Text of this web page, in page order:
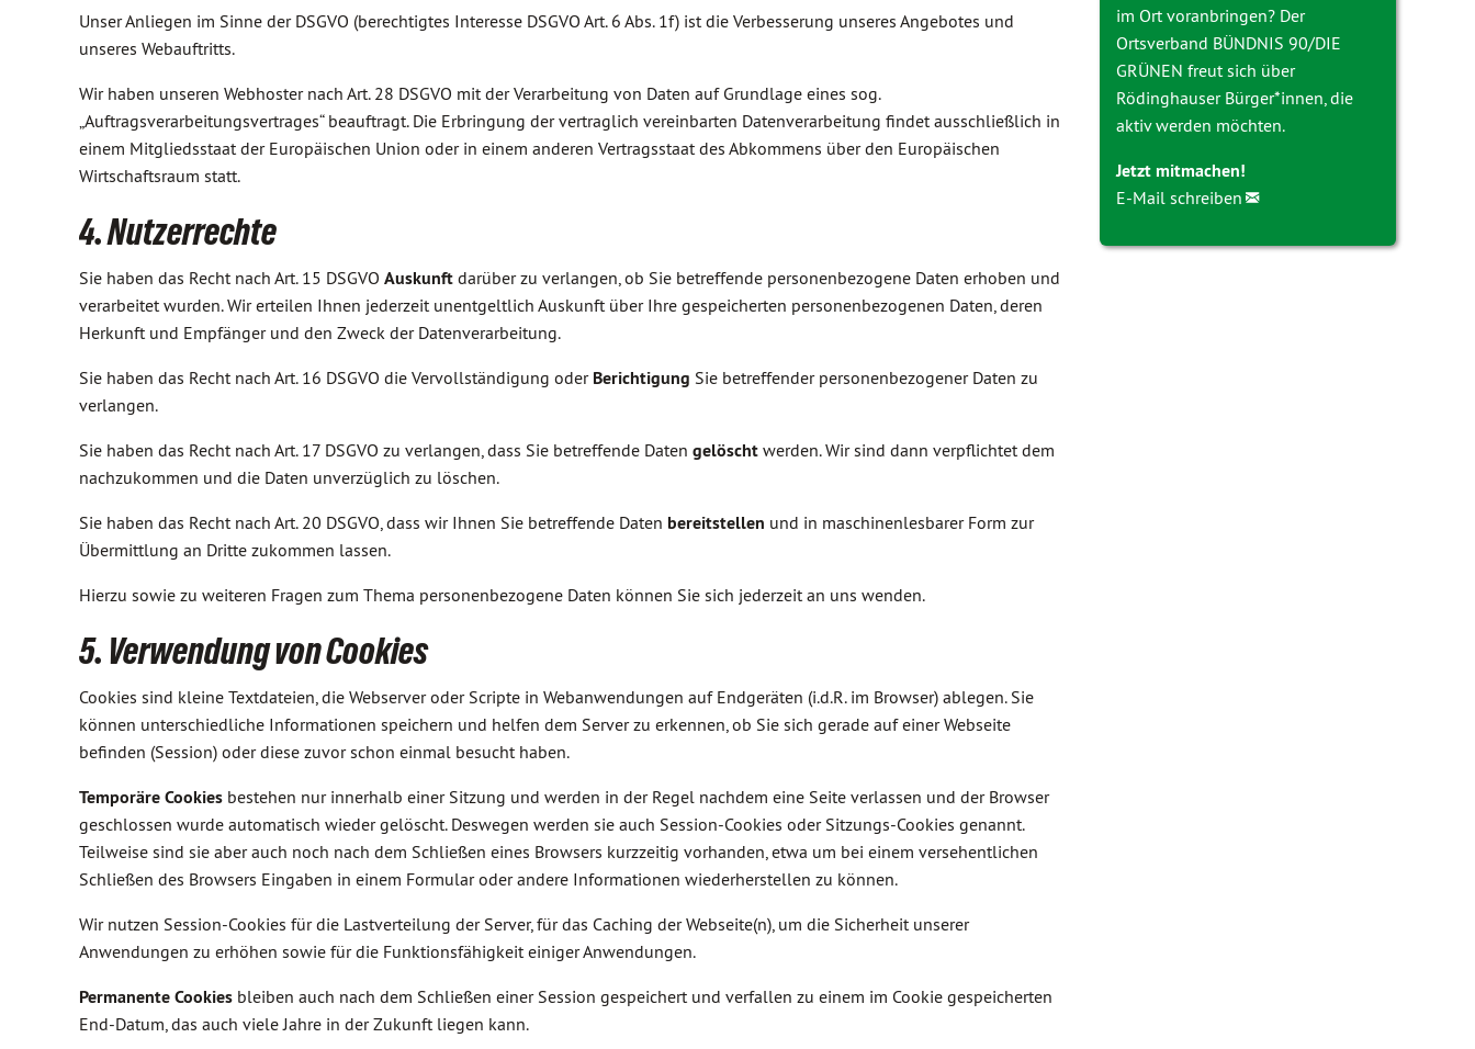
Unser Anliegen im Sinne der DSGVO (berechtigtes Interesse DSGVO Art. 6 Abs. 1f) ist die Verbesserung unseres Angebotes und
unseres Webauftritts.
Wir haben unseren Webhoster nach Art. 28 DSGVO mit der Verarbeitung von Daten auf Grundlage eines sog.
„Auftragsverarbeitungsvertrages“ beauftragt. Die Erbringung der vertraglich vereinbarten Datenverarbeitung findet ausschließlich in
einem Mitgliedsstaat der Europäischen Union oder in einem anderen Vertragsstaat des Abkommens über den Europäischen
Wirtschaftsraum statt.
4. Nutzerrechte
Sie haben das Recht nach Art. 15 DSGVO Auskunft darüber zu verlangen, ob Sie betreffende personenbezogene Daten erhoben und
verarbeitet wurden. Wir erteilen Ihnen jederzeit unentgeltlich Auskunft über Ihre gespeicherten personenbezogenen Daten, deren
Herkunft und Empfänger und den Zweck der Datenverarbeitung.
Sie haben das Recht nach Art. 16 DSGVO die Vervollständigung oder Berichtigung Sie betreffender personenbezogener Daten zu
verlangen.
Sie haben das Recht nach Art. 17 DSGVO zu verlangen, dass Sie betreffende Daten gelöscht werden. Wir sind dann verpflichtet dem
nachzukommen und die Daten unverzüglich zu löschen.
Sie haben das Recht nach Art. 20 DSGVO, dass wir Ihnen Sie betreffende Daten bereitstellen und in maschinenlesbarer Form zur
Übermittlung an Dritte zukommen lassen.
Hierzu sowie zu weiteren Fragen zum Thema personenbezogene Daten können Sie sich jederzeit an uns wenden.
5. Verwendung von Cookies
Cookies sind kleine Textdateien, die Webserver oder Scripte in Webanwendungen auf Endgeräten (i.d.R. im Browser) ablegen. Sie
können unterschiedliche Informationen speichern und helfen dem Server zu erkennen, ob Sie sich gerade auf einer Webseite
befinden (Session) oder diese zuvor schon einmal besucht haben.
Temporäre Cookies bestehen nur innerhalb einer Sitzung und werden in der Regel nachdem eine Seite verlassen und der Browser
geschlossen wurde automatisch wieder gelöscht. Deswegen werden sie auch Session-Cookies oder Sitzungs-Cookies genannt.
Teilweise sind sie aber auch noch nach dem Schließen eines Browsers kurzzeitig vorhanden, etwa um bei einem versehentlichen
Schließen des Browsers Eingaben in einem Formular oder andere Informationen wiederherstellen zu können.
Wir nutzen Session-Cookies für die Lastverteilung der Server, für das Caching der Webseite(n), um die Sicherheit unserer
Anwendungen zu erhöhen sowie für die Funktionsfähigkeit einiger Anwendungen.
Permanente Cookies bleiben auch nach dem Schließen einer Session gespeichert und verfallen zu einem im Cookie gespeicherten
End-Datum, das auch viele Jahre in der Zukunft liegen kann.
im Ort voranbringen? Der
Ortsverband BÜNDNIS 90/DIE
GRÜNEN freut sich über
Rödinghauser Bürger*innen, die
aktiv werden möchten.
Jetzt mitmachen!
E-Mail schreiben